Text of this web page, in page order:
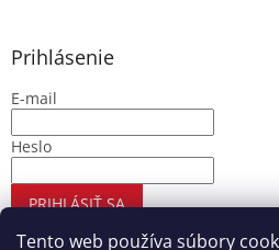
Tento web používa súbory
Prihlásenie
E-mail
Heslo
PRIHLÁSIŤ SA
Nová registrácia Zabudnuté heslo